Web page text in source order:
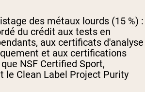
des métaux lourds (15 %) :
du crédit aux tests en
aux certificats d'analyse
et aux certifications
NSF Certified Sport,
le Clean Label Project Purity